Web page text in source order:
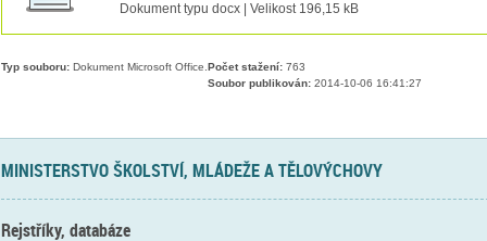
Dokument typu docx | Velikost 196,15 kB
Typ souboru:Dokument Microsoft Office. Počet stažení:763
Soubor publikován:2014-10-06 16:41:27
MINISTERSTVO ŠKOLSTVÍ, MLÁDEŽE A TĚLOVÝCHOVY
Rejstříky, databáze